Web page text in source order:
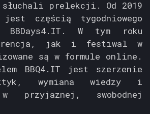
prelekcji. Od 2019
jest częścią tygodniowego
W tym roku
jak i festiwal w
są w formule online.
BBQ4.IT jest szerzenie
wymiana wiedzy i
w przyjaznej, swobodnej